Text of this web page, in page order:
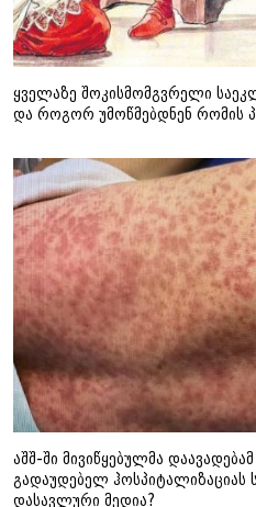
ყველაზე შოკისმომგვრელი
და როგორ უმოწმებდნენ რომის
აშშ-ში მივიწყებულმა
გადაუდებელ ჰოსპიტალიზაციას
დასავლური მედია?